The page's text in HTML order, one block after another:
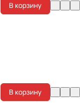
В корзину
В корзину